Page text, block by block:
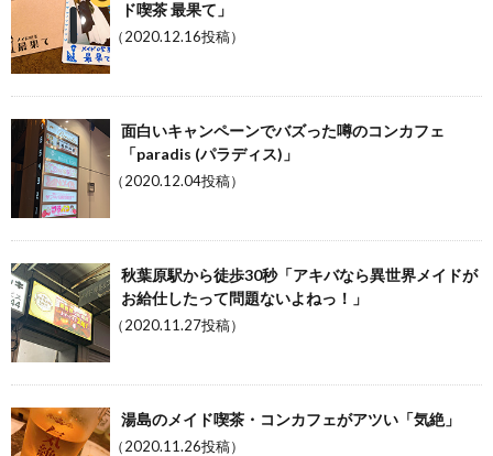
ド喫茶 最果て」
（2020.12.16投稿）
面白いキャンペーンでバズった噂のコンカフェ
「paradis (パラディス)」
（2020.12.04投稿）
秋葉原駅から徒歩30秒「アキバなら異世界メイドが
お給仕したって問題ないよねっ！」
（2020.11.27投稿）
湯島のメイド喫茶・コンカフェがアツい「気絶」
（2020.11.26投稿）